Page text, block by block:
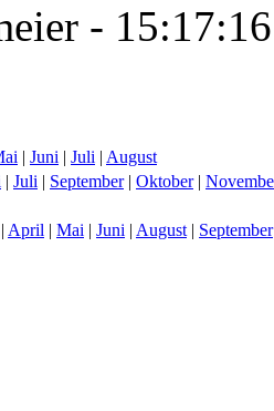
-
| Juni | Juli | August
| Juli | September| Oktober|
| April | Mai | Juni | August | September